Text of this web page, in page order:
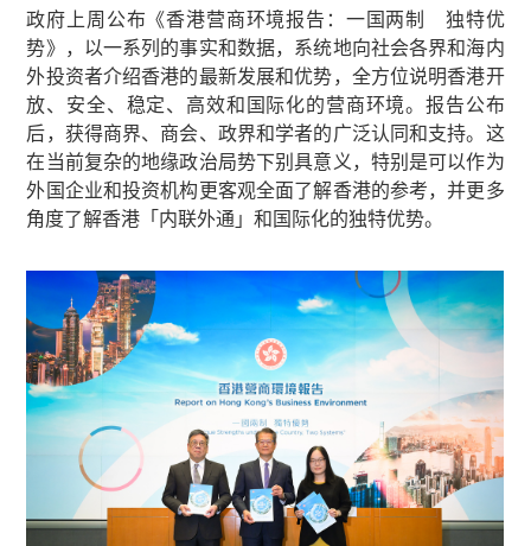
政府上周公布《香港营商环境报告：一国两制 独特优
势》，以一系列的事实和数据，系统地向社会各界和海内
外投资者介绍香港的最新发展和优势，全方位说明香港开
放、安全、稳定、高效和国际化的营商环境。报告公布
后，获得商界、商会、政界和学者的广泛认同和支持。这
在当前复杂的地缘政治局势下别具意义，特别是可以作为
外国企业和投资机构更客观全面了解香港的参考，并更多
角度了解香港「内联外通」和国际化的独特优势。